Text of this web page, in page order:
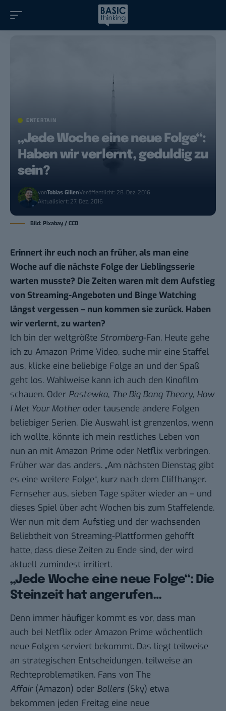
ENTERTAIN
„Jede Woche eine neue Folge“:
Haben wir verlernt, geduldig zu
sein?
vonTobias GillenVeröffentlicht: 28. Dez. 2016
Aktualisiert: 27. Dez. 2016
Bild: Pixabay / CC0
Erinnert ihr euch noch an früher, als man eine
Woche auf die nächste Folge der Lieblingsserie
warten musste? Die Zeiten waren mit dem Aufstieg
von Streaming-Angeboten und Binge Watching
längst vergessen – nun kommen sie zurück. Haben
wir verlernt, zu warten?
Ich bin der weltgrößte Stromberg-Fan. Heute gehe
ich zu Amazon Prime Video, suche mir eine Staffel
aus, klicke eine beliebige Folge an und der Spaß
geht los. Wahlweise kann ich auch den Kinofilm
schauen. Oder Pastewka, The Big Bang Theory, How
I Met Your Motheroder tausende andere Folgen
beliebiger Serien. Die Auswahl ist grenzenlos, wenn
ich wollte, könnte ich mein restliches Leben von
nun an mit Amazon Prime oder Netflix verbringen.
Früher war das anders. „Am nächsten Dienstag gibt
es eine weitere Folge“, kurz nach dem Cliffhanger.
Fernseher aus, sieben Tage später wieder an – und
dieses Spiel über acht Wochen bis zum Staffelende.
Wer nun mit dem Aufstieg und der wachsenden
Beliebtheit von Streaming-Plattformen gehofft
hatte, dass diese Zeiten zu Ende sind, der wird
aktuell zumindest irritiert.
„Jede Woche eine neue Folge“: Die
Steinzeit hat angerufen…
Denn immer häufiger kommt es vor, dass man
auch bei Netflix oder Amazon Prime wöchentlich
neue Folgen serviert bekommt. Das liegt teilweise
an strategischen Entscheidungen, teilweise an
Rechteproblematiken. Fans von The
Affair(Amazon) oder Ballers (Sky) etwa
bekommen jeden Freitag eine neue